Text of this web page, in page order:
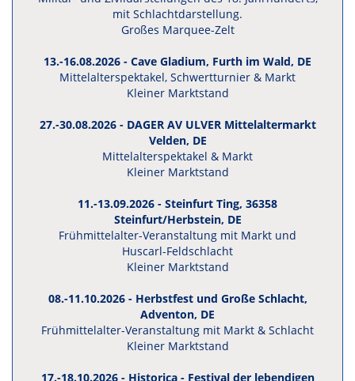
mit Schlachtdarstellung.
Großes Marquee-Zelt
13.-16.08.2026 - Cave Gladium, Furth im Wald, DE
Mittelalterspektakel, Schwertturnier & Markt
Kleiner Marktstand
27.-30.08.2026 - DAGER AV ULVER Mittelaltermarkt
Velden, DE
Mittelalterspektakel & Markt
Kleiner Marktstand
11.-13.09.2026 - Steinfurt Ting, 36358
Steinfurt/Herbstein, DE
Frühmittelalter-Veranstaltung mit Markt und
Huscarl-Feldschlacht
Kleiner Marktstand
08.-11.10.2026 - Herbstfest und Große Schlacht,
Adventon, DE
Frühmittelalter-Veranstaltung mit Markt & Schlacht
Kleiner Marktstand
17.-18.10.2026 - Historica - Festival der lebendigen